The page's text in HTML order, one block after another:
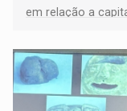
em relação a